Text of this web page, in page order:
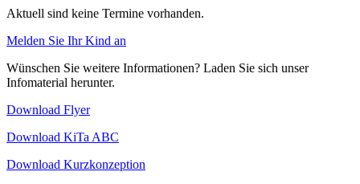
Aktuell sind keine Termine vorhanden.
Melden Sie Ihr Kind an
Wünschen Sie weitere Informationen? Laden Sie sich unser
Infomaterial herunter.
Download Flyer
Download KiTa ABC
Download Kurzkonzeption